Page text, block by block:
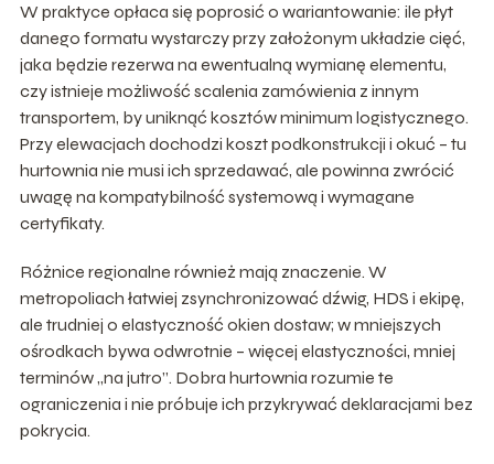
W praktyce opłaca się poprosić o wariantowanie: ile płyt
danego formatu wystarczy przy założonym układzie cięć,
jaka będzie rezerwa na ewentualną wymianę elementu,
czy istnieje możliwość scalenia zamówienia z innym
transportem, by uniknąć kosztów minimum logistycznego.
Przy elewacjach dochodzi koszt podkonstrukcji i okuć – tu
hurtownia nie musi ich sprzedawać, ale powinna zwrócić
uwagę na kompatybilność systemową i wymagane
certyfikaty.
Różnice regionalne również mają znaczenie. W
metropoliach łatwiej zsynchronizować dźwig, HDS i ekipę,
ale trudniej o elastyczność okien dostaw; w mniejszych
ośrodkach bywa odwrotnie – więcej elastyczności, mniej
terminów „na jutro”. Dobra hurtownia rozumie te
ograniczenia i nie próbuje ich przykrywać deklaracjami bez
pokrycia.